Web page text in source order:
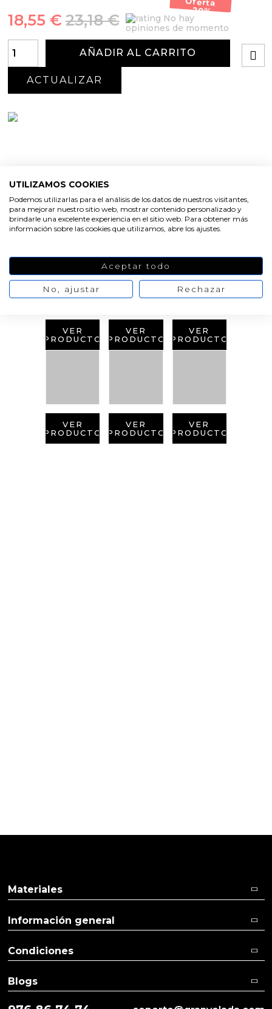
-20%
23,18 €
18,55 €
No hay
opiniones de momento
AÑADIR AL CARRITO
PRODUCTOS
RELACIONADOS
VER
PRODUCTO
VER
PRODUCTO
VER
PRODUCTO
VER
PRODUCTO
VER
PRODUCTO
VER
PRODUCTO
Materiales
Información general
Condiciones
Blogs
UTILIZAMOS COOKIES
Podemos utilizarlas para el análisis de los datos de nuestros visitantes,
para mejorar nuestro sitio web, mostrar contenido personalizado y
brindarle una excelente experiencia en el sitio web. Para obtener más
información sobre las cookies que utilizamos, abre los ajustes.
Aceptar todo
No, ajustar Rechazar